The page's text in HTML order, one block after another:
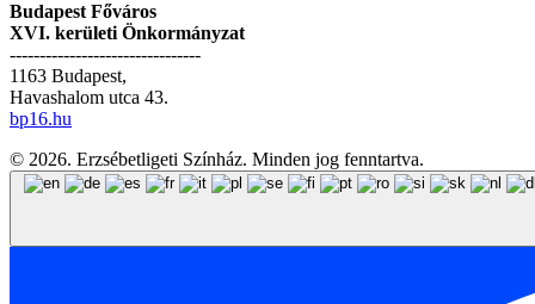
Budapest Főváros
XVI. kerületi Önkormányzat
--------------------------------
1163 Budapest,
Havashalom utca 43.
bp16.hu
© 2026. Erzsébetligeti Színház. Minden jog fenntartva.